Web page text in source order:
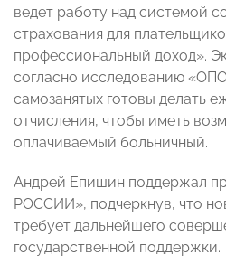
ведет работу над системой
страхования для
профессиональный доход».
согласно исследованию
самозанятых готовы делать
отчисления, чтобы иметь
оплачиваемый больничный.
Андрей Епишин поддержал
РОССИИ», подчеркнув, что
требует дальнейшего
государственной поддержки.